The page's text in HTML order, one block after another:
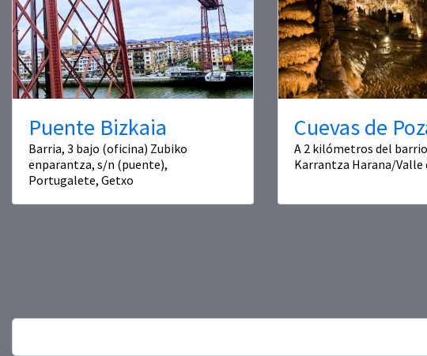
Puente Bizkaia
Barria, 3 bajo (oficina) Zubiko
enparantza, s/n (puente),
Portugalete, Getxo
Cuevas de
A 2 kilómetros del
Karrantza Harana/Valle